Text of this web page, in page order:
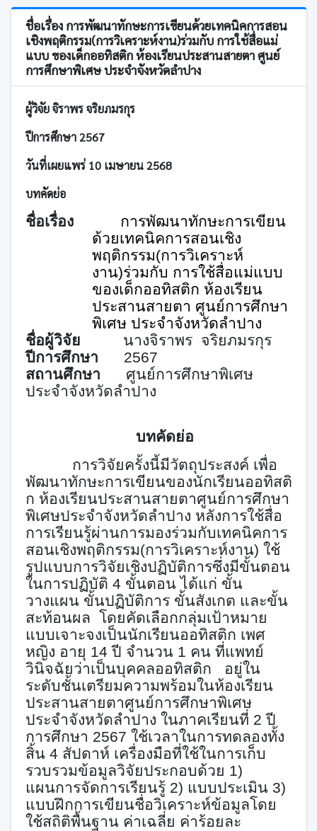
ชื่อเรื่อง การพัฒนาทักษะการเขียนด้วยเทคนิคการสอน
เชิงพฤติกรรม(การวิเคราะห์งาน)ร่วมกับ การใช้สื่อแม่
แบบ ของเด็กออทิสติก ห้องเรียนประสานสายตา ศูนย์
การศึกษาพิเศษ ประจำจังหวัดลำปาง
ผู้วิจัย จิราพร จริยภมรกุร
ปีการศึกษา 2567
วันที่เผยแพร่ 10 เมษายน 2568
บทคัดย่อ
ชื่อเรื่อง
การพัฒนาทักษะการเขียน
ด้วยเทคนิคการสอนเชิง
พฤติกรรม(การวิเคราะห์
งาน)ร่วมกับ การใช้สื่อแม่แบบ
ของเด็กออทิสติก ห้องเรียน
ประสานสายตา ศูนย์การศึกษา
พิเศษ ประจำจังหวัดลำปาง
ชื่อผู้วิจัย นางจิราพร จริยภมรกุร
ปีการศึกษา 2567
สถานศึกษา
ศูนย์การศึกษาพิเศษ
ประจำจังหวัดลำปาง
บทคัดย่อ
การวิจัยครั้งนี้มีวัตถุประสงค์ เพื่อ
พัฒนาทักษะการเขียนของนักเรียนออทิสติ
ก ห้องเรียนประสานสายตาศูนย์การศึกษา
พิเศษประจำจังหวัดลำปาง หลังการใช้สื่อ
การเรียนรู้ผ่านการมองร่วมกับเทคนิคการ
สอนเชิงพฤติกรรม(การวิเคราะห์งาน) ใช้
รูปแบบการวิจัยเชิงปฏิบัติการซึ่งมีขั้นตอน
ในการปฏิบัติ 4 ขั้นตอน ได้แก่ ขั้น
วางแผน ขั้นปฏิบัติการ ขั้นสังเกต และขั้น
สะท้อนผล โดยคัดเลือกกลุ่มเป้าหมาย
แบบเจาะจงเป็นนักเรียนออทิสติก เพศ
หญิง อายุ 14 ปี จำนวน 1 คน ที่แพทย์
วินิจฉัยว่าเป็นบุคคลออทิสติก อยู่ใน
ระดับชั้นเตรียมความพร้อมในห้องเรียน
ประสานสายตาศูนย์การศึกษาพิเศษ
ประจำจังหวัดลำปาง ในภาคเรียนที่ 2 ปี
การศึกษา 2567 ใช้เวลาในการทดลองทั้ง
สิ้น 4 สัปดาห์ เครื่องมือที่ใช้ในการเก็บ
รวบรวมข้อมูลวิจัยประกอบด้วย 1)
แผนการจัดการเรียนรู้ 2) แบบประเมิน 3)
แบบฝึกการเขียนชื่อวิเคราะห์ข้อมูลโดย
ใช้สถิติพื้นฐาน ค่าเฉลี่ย ค่าร้อยละ